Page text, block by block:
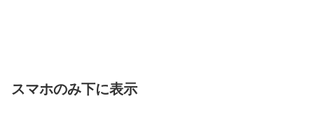
スマホのみ下に表示